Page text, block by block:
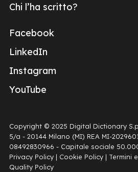
Chi l’ha scritto?
Facebook
LinkedIn
Instagram
YouTube
Copyright © 2025 Digital Dictionary
5/a - 20144 Milano (MI) REA MI-
08492830966 - Capitale sociale
Privacy Policy | Cookie Policy | Termini
Quality Policy